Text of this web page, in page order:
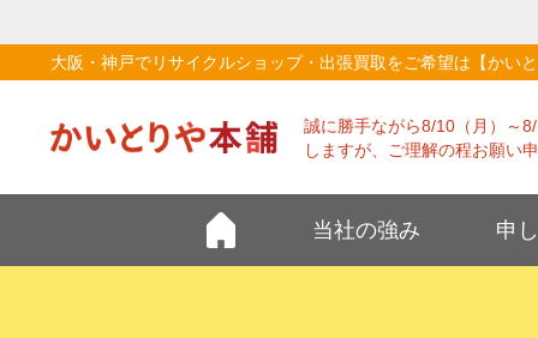
大阪・神戸でリサイクルショップ・出張買取をご希望は【かい
誠に勝手ながら8/10（月）～
しますが、ご理解の程お願い
当社の強み 申